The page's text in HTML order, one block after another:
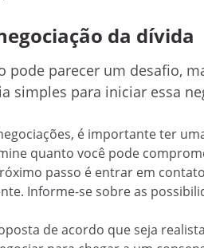
da dívida
parecer um desafio,
simples para iniciar essa
é importante ter
quanto você pode
passo é entrar em
Informe-se sobre as
de acordo que seja